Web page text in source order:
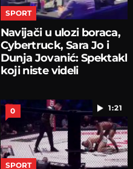
SPORT
Navijači u ulozi boraca,
Cybertruck, Sara Jo i
Dunja Jovanić: Spektakl
koji niste videli
1:21
0
SPORT